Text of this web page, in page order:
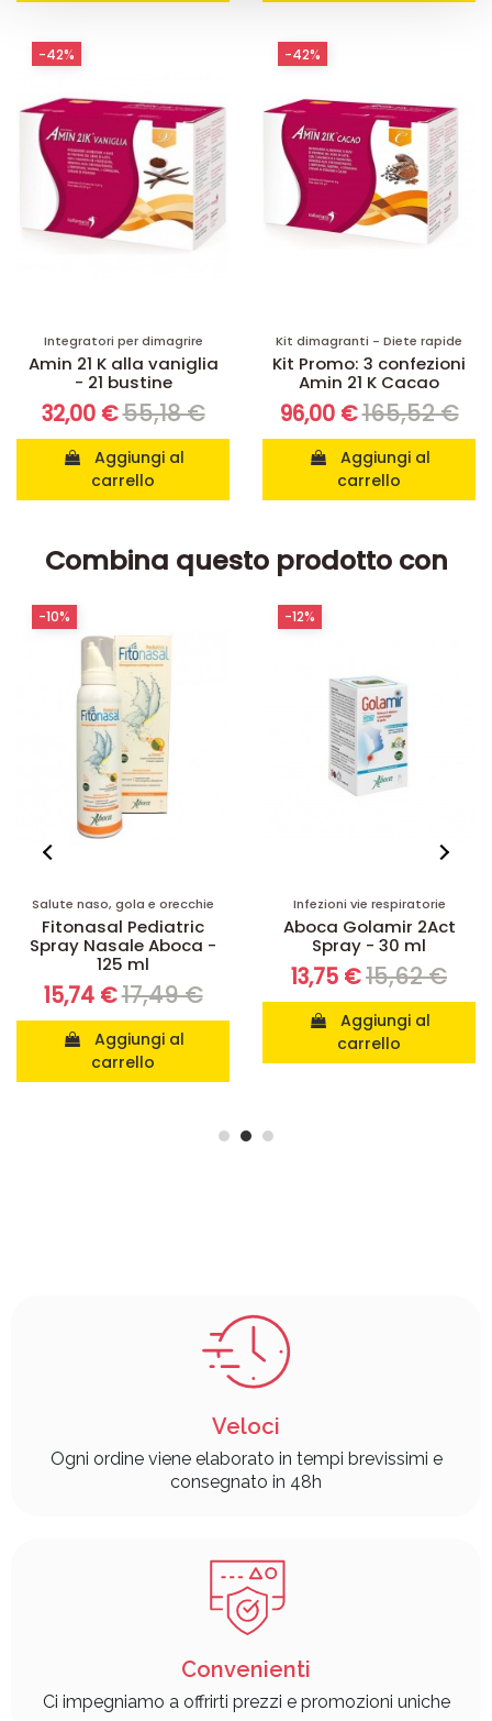
Integratori per dimagrire
Amin 21 K alla vaniglia
- 21 bustine
32,00 €55,18 €
carrello
-42%
Kit dimagranti - Diete rapide
Kit Promo: 3 confezioni
Amin 21 K Cacao
96,00 €165,52 €
carrello
-42%
Combina questo prodotto con
Infezioni vie respiratorie
Aboca Golamir 2Act
Spray - 30 ml
13,75 €15,62 €
Aggiungi al
carrello
-12%
Salute naso, gola e orecchie
Rinosol 2 Act Spray
Nasale - 15 ml
7,36 €11,33 €
carrello
-35%
Veloci
Ogni ordine viene elaborato in tempi brevissimi e
consegnato in 48h
Convenienti
Ci impegniamo a offrirti prezzi e promozioni uniche